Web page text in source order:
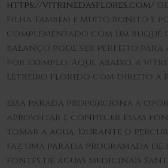
https://vitrinedasflores.com/
filha também é muito bonito e
complementado com um buquê
balanço pode ser perfeito para
por exemplo. Aqui, abaixo, a
letreiro florido com direito a
Essa parada proporciona a
aproveitar e conhecer essas
tomar a água. Durante o
faz uma parada programada de
fontes de águas medicinais